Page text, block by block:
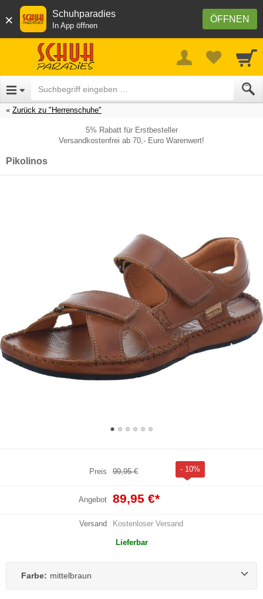
× ÖFFNEN
Schuhparadies
In App öffnen
Zurück zu "Herrenschuhe"
5% Rabatt für Erstbesteller
Versandkostenfrei ab 70,- Euro Warenwert!
Pikolinos
Preis 99,95 € - 10%
Angebot 89,95 €*
Versand Kostenloser Versand
Lieferbar
Farbe: mittelbraun